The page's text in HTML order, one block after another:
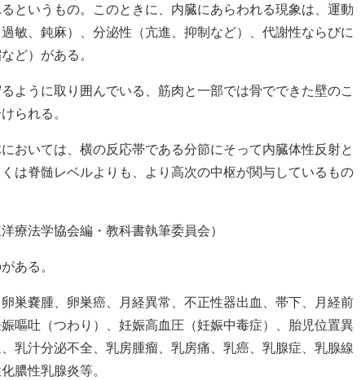
というもの。このときに、内臓にあらわれる現象は、運動
敏、鈍麻）、分泌性（亢進、抑制など）、代謝性ならびに
など）がある。
ように取り囲んでいる、筋肉と一部では骨でできた壁のこ
られる。
おいては、横の反応帯である分節にそって内臓体性反射と
は脊髄レベルよりも、より高次の中枢が関与しているもの
療法学協会編・教科書執筆委員会）
ある。
巣嚢腫、卵巣癌、月経異常、不正性器出血、帯下、月経前
嘔吐（つわり）、妊娠高血圧（妊娠中毒症）、胎児位置異
乳汁分泌不全、乳房腫瘤、乳房痛、乳癌、乳腺症、乳腺線
膿性乳腺炎等。